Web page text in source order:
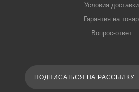
Условия доставки
Гарантия на товар
Вопрос-ответ
ПОДПИСАТЬСЯ НА РАССЫЛКУ